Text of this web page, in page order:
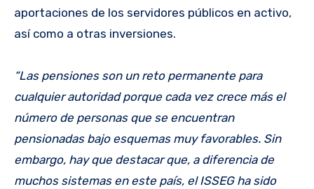
aportaciones de los servidores públicos en activo,
así como a otras inversiones.
“Las pensiones son un reto permanente para
cualquier autoridad porque cada vez crece más el
número de personas que se encuentran
pensionadas bajo esquemas muy favorables. Sin
embargo, hay que destacar que, a diferencia de
muchos sistemas en este país, el ISSEG ha sido